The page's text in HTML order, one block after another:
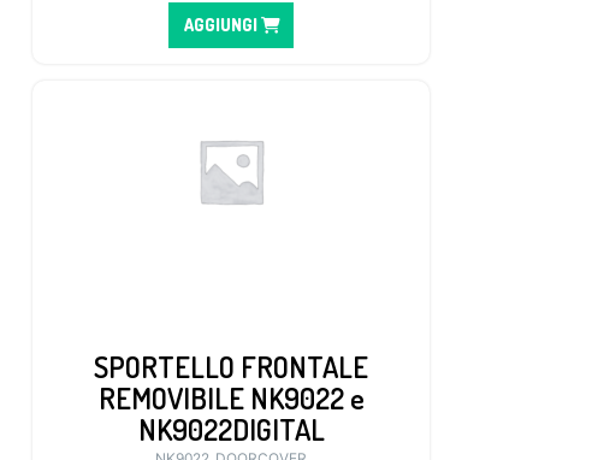
AGGIUNGI
SPORTELLO FRONTALE
REMOVIBILE NK9022 e
NK9022DIGITAL